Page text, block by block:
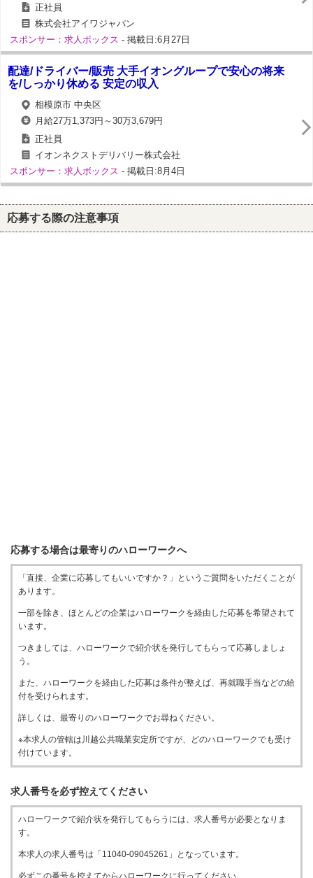
正社員
株式会社アイワジャパン
スポンサー：求人ボックス - 掲載日:6月27日
配達/ドライバー/販売 大手イオングループで安心の将来
を/しっかり休める 安定の収入
相模原市 中央区
月給27万1,373円～30万3,679円
正社員
イオンネクストデリバリー株式会社
スポンサー：求人ボックス - 掲載日:8月4日
応募する際の注意事項
応募する場合は最寄りのハローワークへ
「直接、企業に応募してもいいですか？」というご質問をいただくことが
あります。
一部を除き、ほとんどの企業はハローワークを経由した応募を希望されて
います。
つきましては、ハローワークで紹介状を発行してもらって応募しましょ
う。
また、ハローワークを経由した応募は条件が整えば、再就職手当などの給
付を受けられます。
詳しくは、最寄りのハローワークでお尋ねください。
※本求人の管轄は川越公共職業安定所ですが、どのハローワークでも受け
付けています。
求人番号を必ず控えてください
ハローワークで紹介状を発行してもらうには、求人番号が必要となりま
す。
本求人の求人番号は「11040-09045261」となっています。
必ずこの番号を控えてからハローワークに行ってください。